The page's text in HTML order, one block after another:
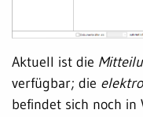
Aktuell ist die
verfügbar; die
befindet sich noch in